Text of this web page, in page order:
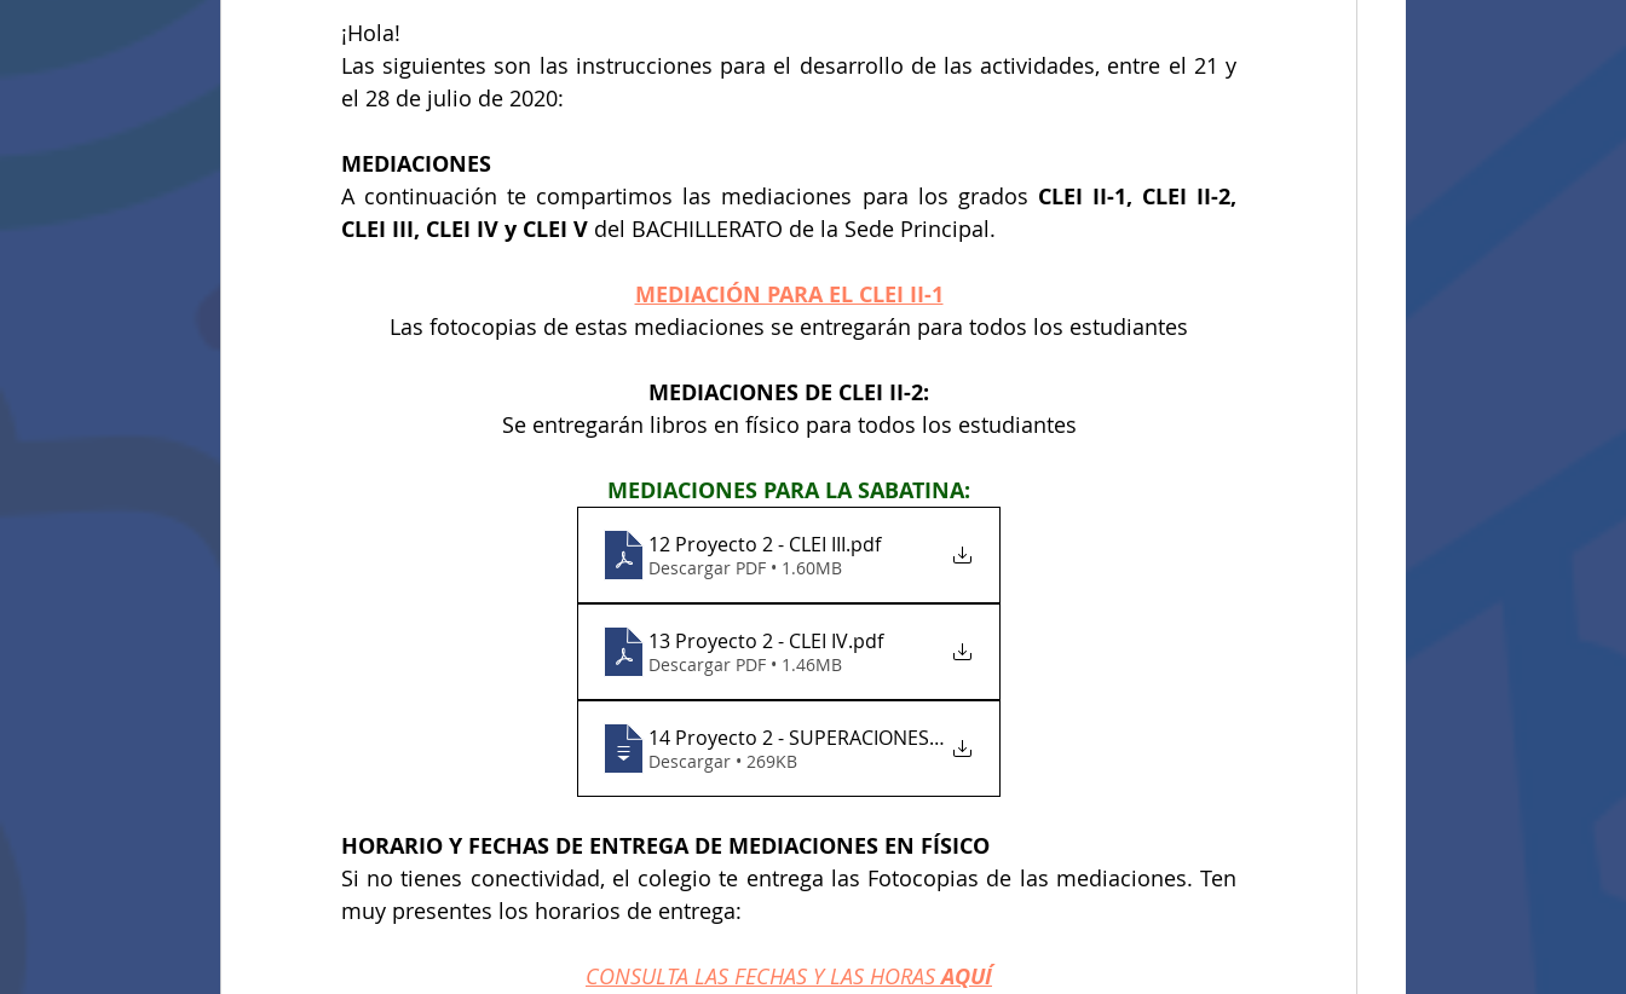
¡Hola!
Las siguientes son las instrucciones para el desarrollo de las actividades, entre el 21 y
el 28 de julio de 2020:
MEDIACIONES
A continuación te compartimos las mediaciones para los grados CLEI II-1, CLEI II-2,
CLEI III, CLEI IV y CLEI V del BACHILLERATO de la Sede Principal.
MEDIACIÓN PARA EL CLEI II-1
Las fotocopias de estas mediaciones se entregarán para todos los estudiantes
MEDIACIONES DE CLEI II-2:
Se entregarán libros en físico para todos los estudiantes
MEDIACIONES PARA LA SABATINA:
12 Proyecto 2 - CLEI III.pdf
Descargar PDF • 1.60MB
13 Proyecto 2 - CLEI IV.pdf
Descargar PDF • 1.46MB
14 Proyecto 2 - SUPERACIONES DEL CLEI V
Descargar • 269KB
HORARIO Y FECHAS DE ENTREGA DE MEDIACIONES EN FÍSICO
Si no tienes conectividad, el colegio te entrega las Fotocopias de las mediaciones. Ten
muy presentes los horarios de entrega:
CONSULTA LAS FECHAS Y LAS HORAS AQUÍ